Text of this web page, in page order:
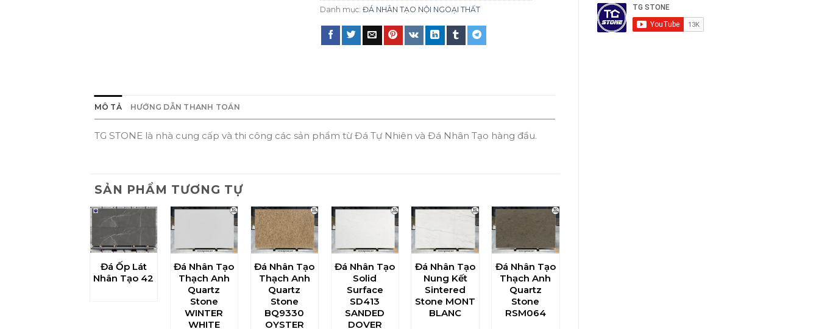
Danh mục:ĐÁ NHÂN TẠO NỘI NGOẠI THẤT
MÔ TẢ HƯỚNG DẪN THANH TOÁN
TG STONE là nhà cung cấp và thi công các sản phẩm từ Đá Tự Nhiên và Đá Nhân Tạo hàng đầu.
SẢN PHẨM TƯƠNG TỰ
Đá Ốp Lát
Nhân Tạo 42
Đá Nhân Tạo
Thạch Anh
Quartz
Stone
WINTER
WHITE
Đá Nhân Tạo
Thạch Anh
Quartz
Stone
BQ9330
OYSTER
Đá Nhân Tạo
Solid
Surface
SD413
SANDED
DOVER
Đá Nhân Tạo
Nung Kết
Sintered
Stone MONT
BLANC
Đá Nhân Tạo
Thạch Anh
Quartz
Stone
RSM064